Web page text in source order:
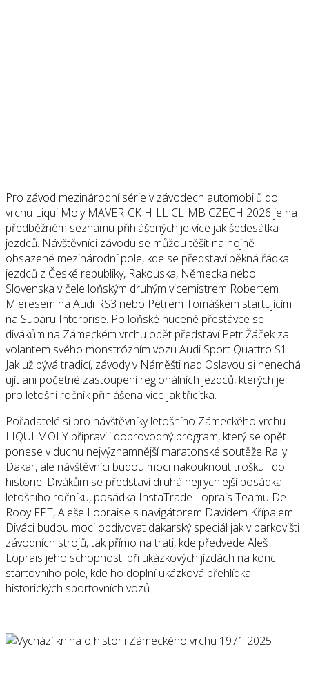
Pro závod mezinárodní série v závodech automobilů do
vrchu Liqui Moly MAVERICK HILL CLIMB CZECH 2026 je na
předběžném seznamu přihlášených je více jak šedesátka
jezdců. Návštěvníci závodu se můžou těšit na hojně
obsazené mezinárodní pole, kde se představí pěkná řádka
jezdců z České republiky, Rakouska, Německa nebo
Slovenska v čele loňským druhým vicemistrem Robertem
Mieresem na Audi RS3 nebo Petrem Tomáškem startujícím
na Subaru Interprise. Po loňské nucené přestávce se
divákům na Zámeckém vrchu opět představí Petr Žáček za
volantem svého monstrózním vozu Audi Sport Quattro S1.
Jak už bývá tradicí, závody v Náměšti nad Oslavou si nenechá
ujít ani početné zastoupení regionálních jezdců, kterých je
pro letošní ročník přihlášena více jak třicítka.
Pořadatelé si pro návštěvníky letošního Zámeckého vrchu
LIQUI MOLY připravili doprovodný program, který se opět
ponese v duchu nejvýznamnější maratonské soutěže Rally
Dakar, ale návštěvníci budou moci nakouknout trošku i do
historie. Divákům se představí druhá nejrychlejší posádka
letošního ročníku, posádka InstaTrade Loprais Teamu De
Rooy FPT, Aleše Lopraise s navigátorem Davidem Křípalem.
Diváci budou moci obdivovat dakarský speciál jak v parkovišti
závodních strojů, tak přímo na trati, kde předvede Aleš
Loprais jeho schopnosti při ukázkových jízdách na konci
startovního pole, kde ho doplní ukázková přehlídka
historických sportovních vozů.